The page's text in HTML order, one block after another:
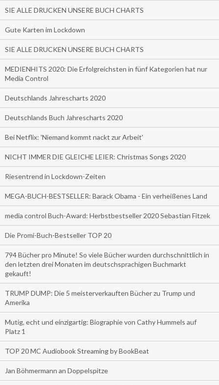
SIE ALLE DRUCKEN UNSERE BUCH CHARTS
Gute Karten im Lockdown
SIE ALLE DRUCKEN UNSERE BUCH CHARTS
MEDIENHITS 2020: Die Erfolgreichsten in fünf Kategorien hat nur
Media Control
Deutschlands Jahrescharts 2020
Deutschlands Buch Jahrescharts 2020
Bei Netflix: 'Niemand kommt nackt zur Arbeit'
NICHT IMMER DIE GLEICHE LEIER: Christmas Songs 2020
Riesentrend in Lockdown-Zeiten
MEGA-BUCH-BESTSELLER: Barack Obama - Ein verheißenes Land
media control Buch-Award: Herbstbestseller 2020 Sebastian Fitzek
Die Promi-Buch-Bestseller TOP 20
794 Bücher pro Minute! So viele Bücher wurden durchschnittlich in
den letzten drei Monaten im deutschsprachigen Buchmarkt
gekauft!
TRUMP DUMP: Die 5 meisterverkauften Bücher zu Trump und
Amerika
Mutig, echt und einzigartig: Biographie von Cathy Hummels auf
Platz 1
TOP 20 MC Audiobook Streaming by BookBeat
Jan Böhmermann an Doppelspitze